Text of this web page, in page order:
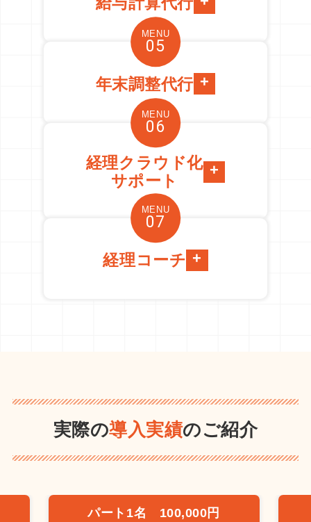
MENU
05
年末調整代行
MENU
06
経理クラウド化
サポート
MENU
07
経理コーチ
実際の導入実績のご紹介
パート1名 100,000円